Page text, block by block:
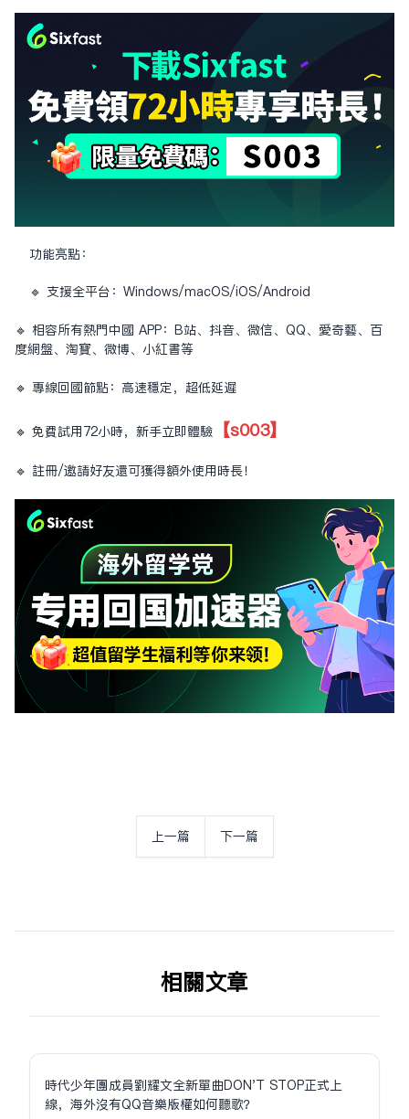
功能亮點：
🔹 支援全平台：Windows/macOS/iOS/Android
🔹 相容所有熱門中國 APP：B站、抖音、微信、QQ、愛奇藝、百
度網盤、淘寶、微博、小紅書等
🔹 專線回國節點：高速穩定，超低延遲
🔹 免費試用72小時，新手立即體驗 【s003】
🔹 註冊/邀請好友還可獲得額外使用時長！
上一篇 下一篇
相关文章
時代少年團成員劉耀文全新單曲DON'T STOP正式上
線，海外沒有QQ音樂版權如何聽歌？